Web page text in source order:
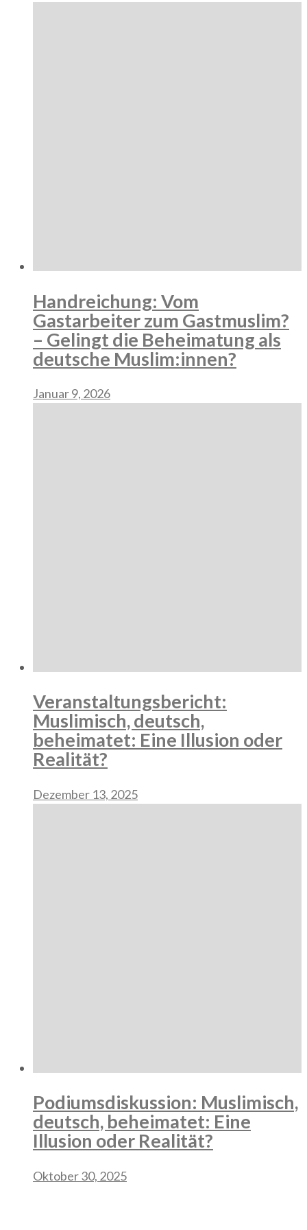
Handreichung: Vom
Gastarbeiter zum Gastmuslim?
– Gelingt die Beheimatung als
deutsche Muslim:innen?
Januar 9, 2026
Veranstaltungsbericht:
Muslimisch, deutsch,
beheimatet: Eine Illusion oder
Realität?
Dezember 13, 2025
Podiumsdiskussion: Muslimisch,
deutsch, beheimatet: Eine
Illusion oder Realität?
Oktober 30, 2025